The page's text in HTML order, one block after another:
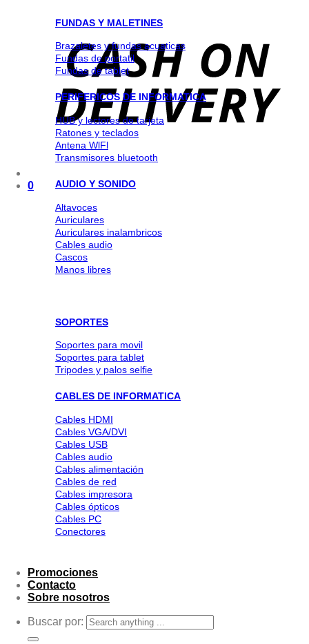
0
FUNDAS Y MALETINES
Brazaletes y fundas acuaticas
Fundas de portatil
Fundas de tablet
PERIFERICOS DE INFORMATICA
HUB y lectores de tarjeta
Ratones y teclados
Antena WlFl
Transmisores bluetooth
AUDIO Y SONIDO
Altavoces
Auriculares
Auriculares inalambricos
Cables audio
Cascos
Manos libres
SOPORTES
Soportes para movil
Soportes para tablet
Tripodes y palos selfie
CABLES DE INFORMATICA
Cables HDMI
Cables VGA/DVI
Cables USB
Cables audio
Cables alimentación
Cables de red
Cables impresora
Cables ópticos
Cables PC
Conectores
Promociones
Contacto
Sobre nosotros
Buscar por: